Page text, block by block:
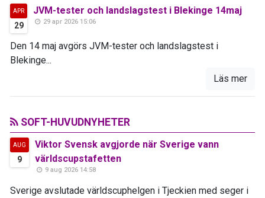
APR
29
JVM-tester och landslagstest i Blekinge 14maj
29 apr 2026 15:06
Den 14 maj avgörs JVM-tester och landslagstest i
Blekinge...
Läs mer
SOFT-HUVUDNYHETER
AUG
9
Viktor Svensk avgjorde när Sverige vann
världscupstafetten
9 aug 2026 14:58
Sverige avslutade världscuphelgen i Tjeckien med seger i